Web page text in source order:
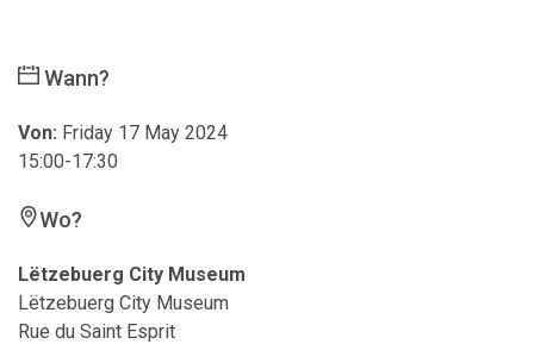
Wann?
Von: Friday 17 May 2024
15:00-17:30
Wo?
Lëtzebuerg City Museum
Lëtzebuerg City Museum
Rue du Saint Esprit